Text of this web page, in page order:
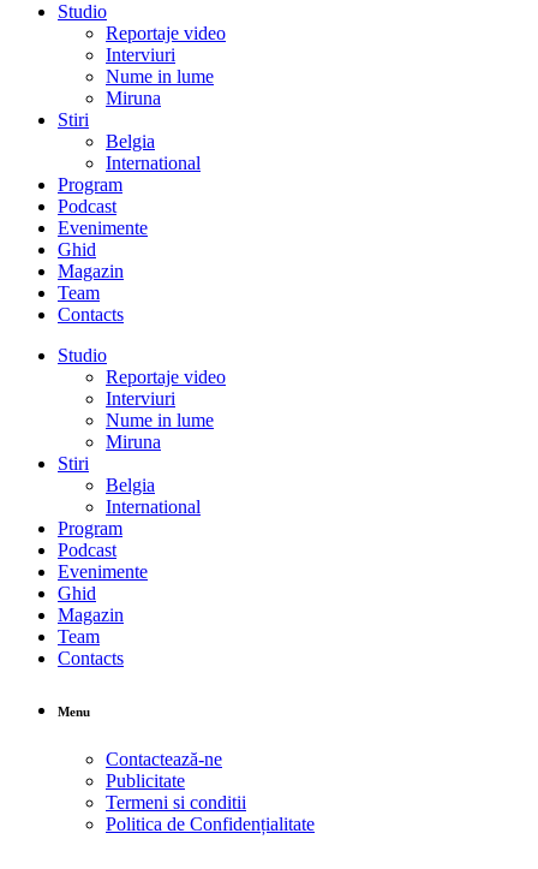
Studio
Reportaje video
Interviuri
Nume in lume
Miruna
Stiri
Belgia
International
Program
Podcast
Evenimente
Ghid
Magazin
Team
Contacts
Studio
Reportaje video
Interviuri
Nume in lume
Miruna
Stiri
Belgia
International
Program
Podcast
Evenimente
Ghid
Magazin
Team
Contacts
Menu
Contactează-ne
Publicitate
Termeni si conditii
Politica de Confidențialitate